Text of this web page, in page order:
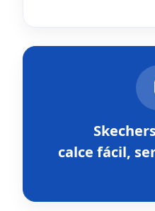
calce fácil,